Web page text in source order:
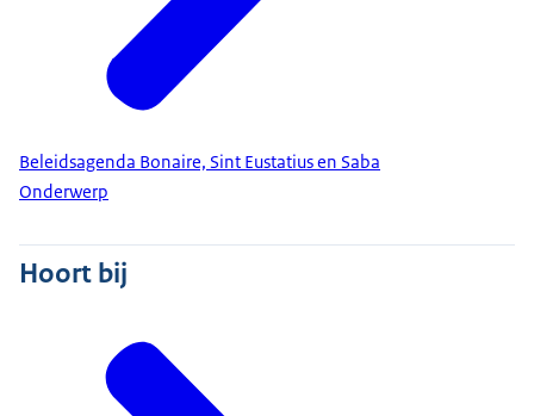
Beleidsagenda Bonaire, Sint Eustatius en Saba
Onderwerp
Hoort bij